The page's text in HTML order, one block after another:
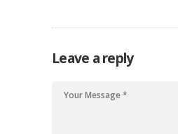
காட்சிகள் நினைவில் உள்ள மட்டும்
Leave a reply